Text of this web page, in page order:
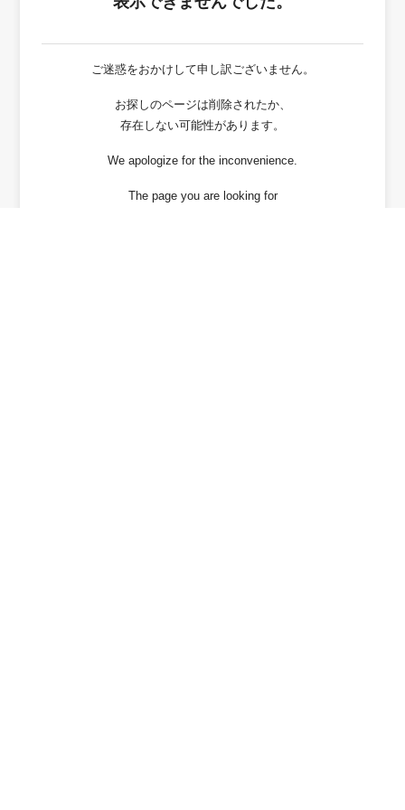
ご迷惑をおかけして申し訳ございません。
お探しのページは削除されたか、
存在しない可能性があります。
We apologize for the inconvenience.
The page you are looking for